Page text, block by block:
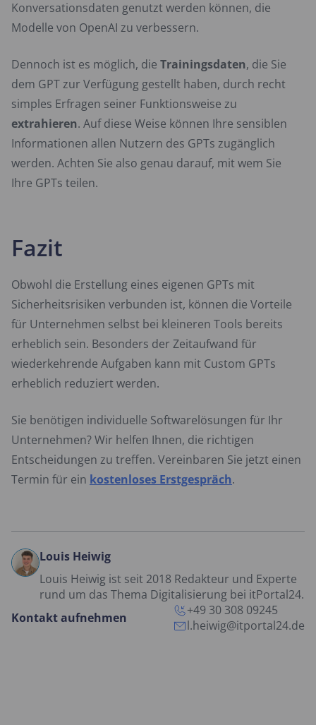
Konversationsdaten genutzt werden können, die
Modelle von OpenAI zu verbessern.
Dennoch ist es möglich, die Trainingsdaten, die Sie
dem GPT zur Verfügung gestellt haben, durch recht
simples Erfragen seiner Funktionsweise zu
extrahieren. Auf diese Weise können Ihre sensiblen
Informationen allen Nutzern des GPTs zugänglich
werden. Achten Sie also genau darauf, mit wem Sie
Ihre GPTs teilen.
Fazit
Obwohl die Erstellung eines eigenen GPTs mit
Sicherheitsrisiken verbunden ist, können die Vorteile
für Unternehmen selbst bei kleineren Tools bereits
erheblich sein. Besonders der Zeitaufwand für
wiederkehrende Aufgaben kann mit Custom GPTs
erheblich reduziert werden.
Sie benötigen individuelle Softwarelösungen für Ihr
Unternehmen? Wir helfen Ihnen, die richtigen
Entscheidungen zu treffen. Vereinbaren Sie jetzt einen
Termin für ein kostenloses Erstgespräch.
Louis Heiwig
Louis Heiwig ist seit 2018 Redakteur und Experte
rund um das Thema Digitalisierung bei itPortal24.
Kontakt aufnehmen
+49 30 308 09245
l.heiwig@itportal24.de